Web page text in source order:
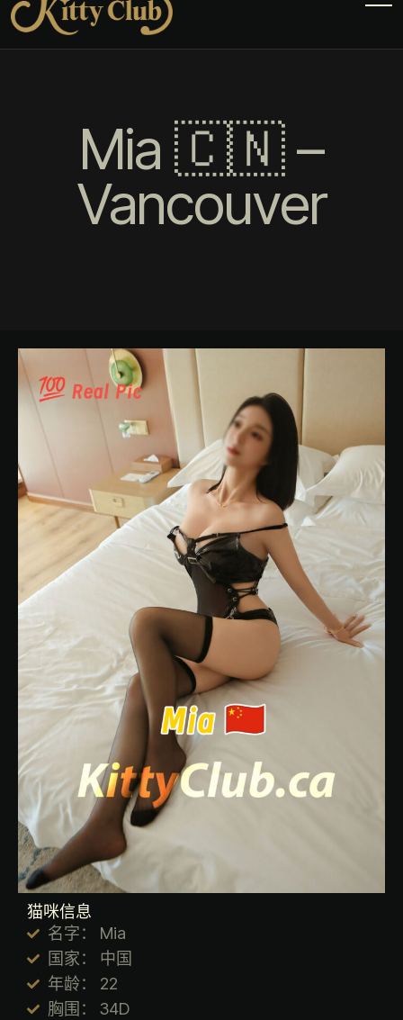
Mia 🇨🇳 –
Vancouver
猫咪信息
名字： Mia
国家： 中国
年龄： 22
胸围： 34D